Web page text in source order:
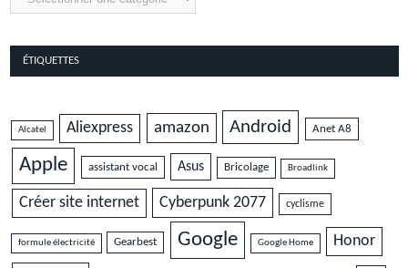
ÉTIQUETTES
Alcatel Aliexpress amazon Android Anet A8
Apple assistant vocal Asus Bricolage Broadlink
Créer site internet Cyberpunk 2077 cyclisme
formule électricité Gearbest Google Google Home Honor